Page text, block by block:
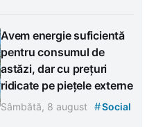
Avem energie suficientă
pentru consumul de
astăzi, dar cu prețuri
ridicate pe piețele externe
Sâmbătă, 8 august #Social